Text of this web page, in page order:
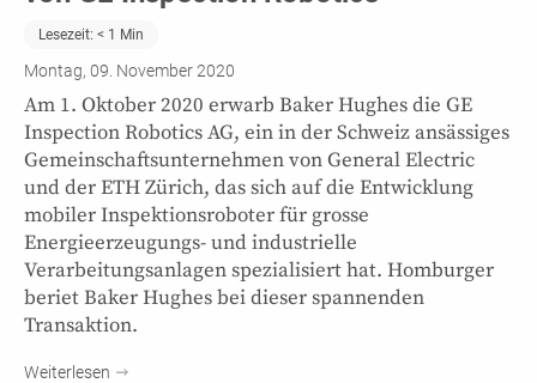
Lesezeit: < 1 Min
Montag, 09. November 2020
Am 1. Oktober 2020 erwarb Baker Hughes die GE
Inspection Robotics AG, ein in der Schweiz ansässiges
Gemeinschaftsunternehmen von General Electric
und der ETH Zürich, das sich auf die Entwicklung
mobiler Inspektionsroboter für grosse
Energieerzeugungs- und industrielle
Verarbeitungsanlagen spezialisiert hat. Homburger
beriet Baker Hughes bei dieser spannenden
Transaktion.
Weiterlesen